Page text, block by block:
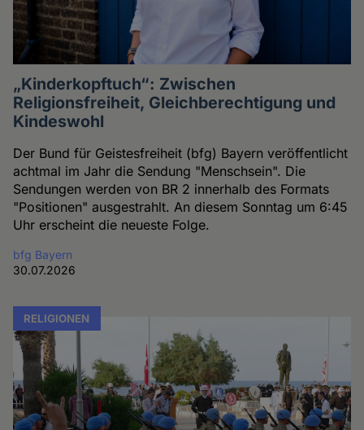
„Kinderkopftuch“: Zwischen
Religionsfreiheit, Gleichberechtigung und
Kindeswohl
Der Bund für Geistesfreiheit (bfg) Bayern veröffentlicht
achtmal im Jahr die Sendung "Menschsein". Die
Sendungen werden von BR 2 innerhalb des Formats
"Positionen" ausgestrahlt. An diesem Sonntag um 6:45
Uhr erscheint die neueste Folge.
bfg Bayern
30.07.2026
RELIGIONEN